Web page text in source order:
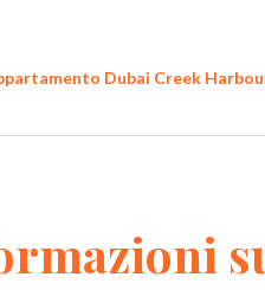
Dubai Creek